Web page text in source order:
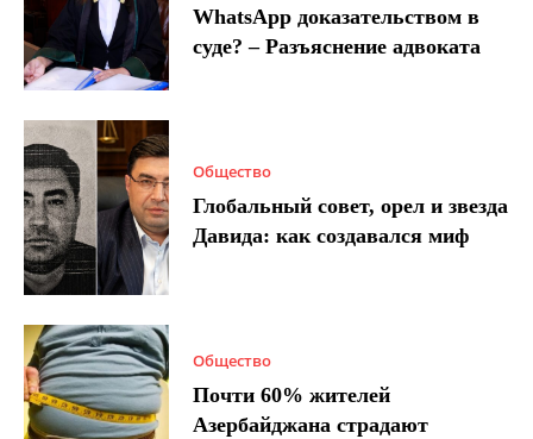
WhatsApp доказательством в
суде? – Разъяснение адвоката
Общество
Глобальный совет, орел и звезда
Давида: как создавался миф
Общество
Почти 60% жителей
Азербайджана страдают